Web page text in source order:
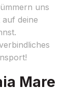
uns
deine
Mare